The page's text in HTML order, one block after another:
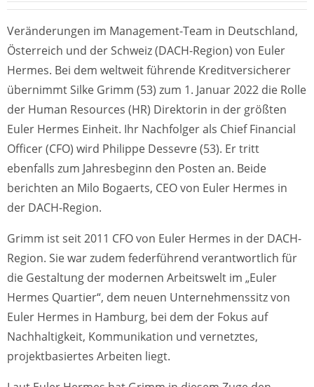
Veränderungen im Management-Team in Deutschland,
Österreich und der Schweiz (DACH-Region) von Euler
Hermes. Bei dem weltweit führende Kreditversicherer
übernimmt Silke Grimm (53) zum 1. Januar 2022 die Rolle
der Human Resources (HR) Direktorin in der größten
Euler Hermes Einheit. Ihr Nachfolger als Chief Financial
Officer (CFO) wird Philippe Dessevre (53). Er tritt
ebenfalls zum Jahresbeginn den Posten an. Beide
berichten an Milo Bogaerts, CEO von Euler Hermes in
der DACH-Region.
Grimm ist seit 2011 CFO von Euler Hermes in der DACH-
Region. Sie war zudem federführend verantwortlich für
die Gestaltung der modernen Arbeitswelt im „Euler
Hermes Quartier“, dem neuen Unternehmenssitz von
Euler Hermes in Hamburg, bei dem der Fokus auf
Nachhaltigkeit, Kommunikation und vernetztes,
projektbasiertes Arbeiten liegt.